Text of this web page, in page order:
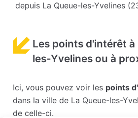
depuis La Queue-les-Yvelines
Les points d'intérêt à
les-Yvelines ou à
Ici, vous pouvez voir les points
dans la ville de La Queue-les-
de celle-ci.